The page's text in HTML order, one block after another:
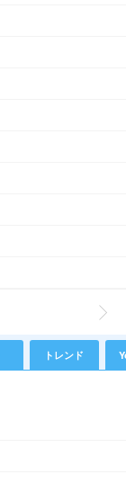
トレンド